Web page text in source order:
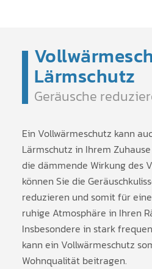
Lärmschutz
Geräusche
Ein Vollwärmeschutz kann
Lärmschutz in Ihrem
die dämmende Wirkung des
können Sie die
reduzieren und somit für
ruhige Atmosphäre in Ihren
Insbesondere in stark
kann ein Vollwärmeschutz
Wohnqualität beitragen.